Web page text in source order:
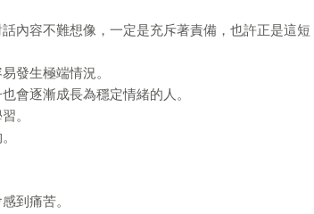
內容不難想像，一定是充斥著責備，也許正是這短
發生極端情況。
會逐漸成長為穩定情緒的人。
。
到痛苦。